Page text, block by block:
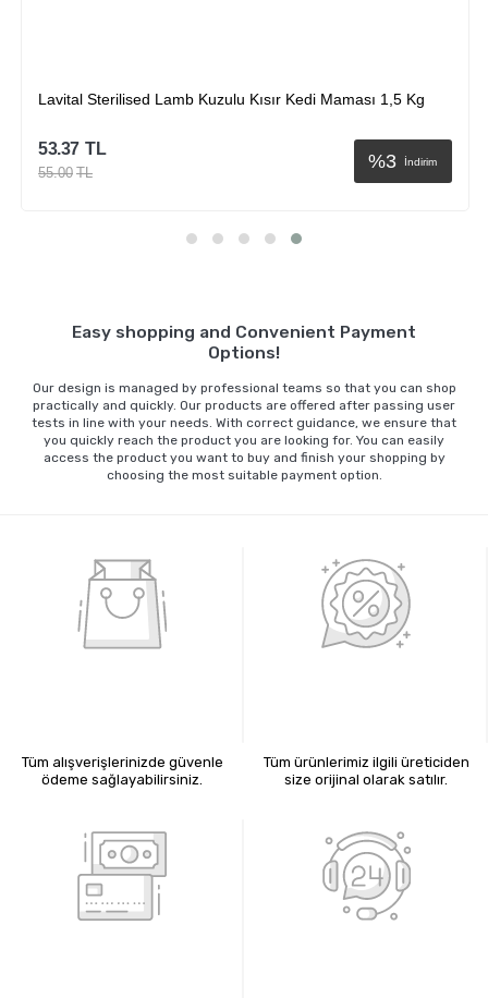
Hills Tavuklu Yetişkin Kısır Kedi Maması 1,5 Kg
%7 İndirim
78.65 TL
85.00 TL
Easy shopping and Convenient Payment
Options!
Our design is managed by professional teams so that you can shop
practically and quickly. Our products are offered after passing user
tests in line with your needs. With correct guidance, we ensure that
you quickly reach the product you are looking for. You can easily
access the product you want to buy and finish your shopping by
choosing the most suitable payment option.
Tüm alışverişlerinizde güvenle
ödeme sağlayabilirsiniz.
Tüm ürünlerimiz ilgili üreticiden
size orijinal olarak satılır.